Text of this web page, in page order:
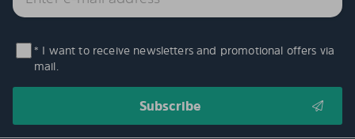
* I want to receive newsletters and promotional offers via
mail.